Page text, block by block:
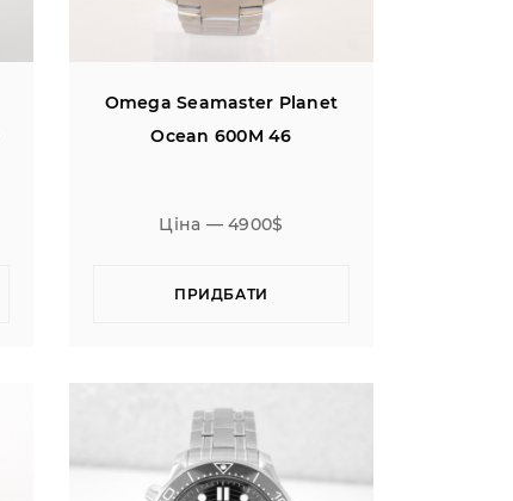
Omega Seamaster Planet
Ocean 600M 46
Ціна — 4900$
ПРИДБАТИ